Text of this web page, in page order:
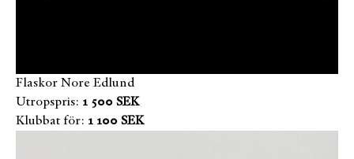
Flaskor Nore Edlund
Utropspris: 1 500 SEK
Klubbat för: 1 100 SEK